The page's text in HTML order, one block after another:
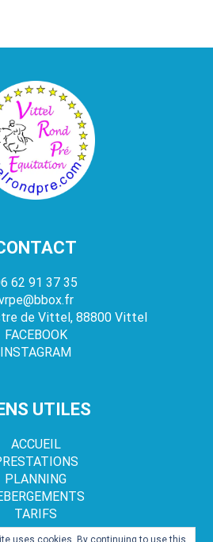
62 91 37 35
de Vittel, 88800 Vittel
FACEBOOK
INSTAGRAM
UTILES
ACCUEIL
PLANNING
TARIFS
uses cookies. By continuing to use this